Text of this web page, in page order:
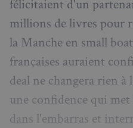
félicitaient d'un
millions de livres pour
la Manche en small
françaises auraient
deal ne changera rien
une confidence qui
dans l'embarras et